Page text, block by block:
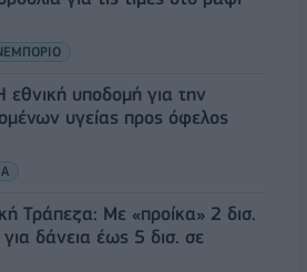
υποδομή για την
υγείας προς όφελος
Τράπεζα: Με «προίκα» 2 δισ.
δάνεια έως 5 δισ. σε